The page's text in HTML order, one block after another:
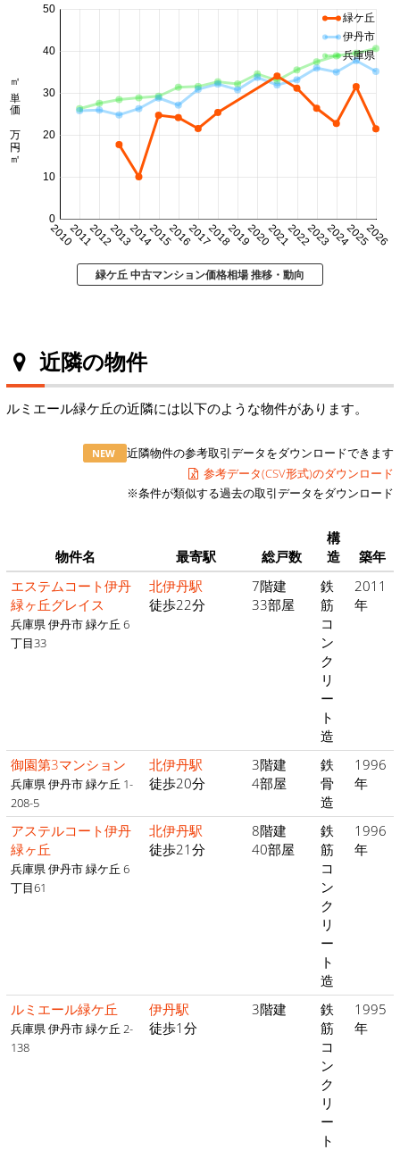
20102011201220132014201520162017201820192020202120222023202420252026
0
10
20
30
40
50
㎡単価 万円/㎡
緑ケ丘
伊丹市
兵庫県
緑ケ丘 中古マンション価格相場 推移・動向
近隣の物件
ルミエール緑ケ丘の近隣には以下のような物件があります。
NEW
近隣物件の参考取引データをダウンロードできます
参考データ(CSV形式)のダウンロード
※条件が類似する過去の取引データをダウンロード
物件名 最寄駅 総戸数
構
造
築年
エステムコート伊丹
緑ヶ丘グレイス
兵庫県 伊丹市 緑ケ丘 6
丁目33
北伊丹駅
徒歩22分
7階建
33部屋
鉄
筋
コ
ン
ク
リ
ー
ト
造
2011
年
御園第3マンション
兵庫県 伊丹市 緑ケ丘 1-
208-5
北伊丹駅
徒歩20分
3階建
4部屋
鉄
骨
造
1996
年
アステルコート伊丹
緑ヶ丘
兵庫県 伊丹市 緑ケ丘 6
丁目61
北伊丹駅
徒歩21分
8階建
40部屋
鉄
筋
コ
ン
ク
リ
ー
ト
造
1996
年
ルミエール緑ケ丘
兵庫県 伊丹市 緑ケ丘 2-
138
伊丹駅
徒歩1分
3階建
鉄
筋
コ
ン
ク
リ
ー
ト
1995
年